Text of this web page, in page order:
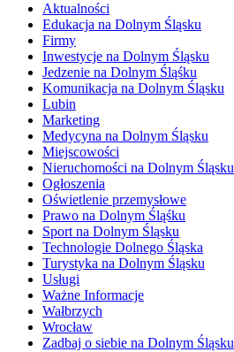
Aktualności
Edukacja na Dolnym Śląsku
Firmy
Inwestycje na Dolnym Śląsku
Jedzenie na Dolnym Śląśku
Komunikacja na Dolnym Śląsku
Lubin
Marketing
Medycyna na Dolnym Śląsku
Miejscowości
Nieruchomości na Dolnym Śląsku
Ogłoszenia
Oświetlenie przemysłowe
Prawo na Dolnym Śląśku
Sport na Dolnym Śląsku
Technologie Dolnego Śląska
Turystyka na Dolnym Śląsku
Usługi
Ważne Informacje
Wałbrzych
Wrocław
Zadbaj o siebie na Dolnym Śląsku